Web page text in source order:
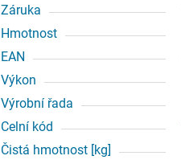
Záruka
Hmotnost
EAN
Výkon
Výrobní řada
Celní kód
Čistá hmotnost [kg]